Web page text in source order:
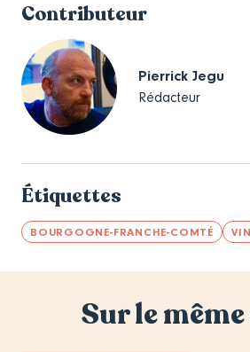
Contributeur
Pierrick Jegu
Rédacteur
Étiquettes
BOURGOGNE-FRANCHE-COMTÉ
Sur le